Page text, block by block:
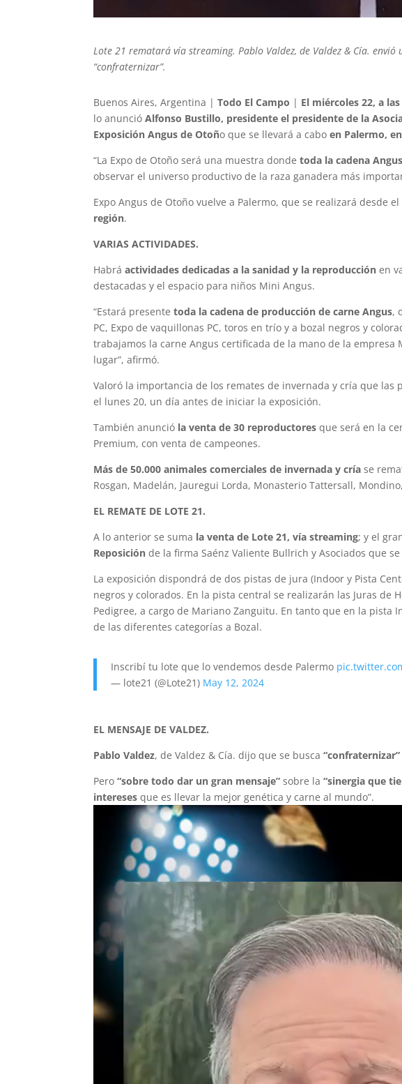
Lote 21 rematará vía streaming. Pablo Valdez, de Valdez & Cía.
“confraternizar”.
Buenos Aires, Argentina |Todo El Campo | El miércoles 22, a
lo anuncióAlfonso Bustillo, presidente el presidente de la
Exposición Angus de Otoño que se llevará a caboen Palermo,
“La Expo de Otoño será una muestra dondetoda la cadena
observar el universo productivo de la raza ganadera más
Expo Angus de Otoño vuelve a Palermo, que se realizará desde
región.
VARIAS ACTIVIDADES.
Habráactividades dedicadas a la sanidad y la reproducción en
destacadas y el espacio para niños Mini Angus.
“Estará presentetoda la cadena de producción de carne Angus,
PC, Expo de vaquillonas PC, toros en trío y a bozal negros y
trabajamos la carne Angus certificada de la mano de la
lugar”, afirmó.
Valoró la importancia de los remates de invernada y cría que
el lunes 20, un día antes de iniciar la exposición.
También anunció la venta de 30 reproductores que será en la
Premium, con venta de campeones.
Más de 50.000 animales comerciales de invernada y cría se
Rosgan, Madelán, Jauregui Lorda, Monasterio Tattersall,
EL REMATE DE LOTE 21.
A lo anterior se suma la venta de Lote 21, vía streaming; y el
Reposición de la firma Saénz Valiente Bullrich y Asociados que
La exposición dispondrá de dos pistas de jura (Indoor y Pista
negros y colorados. En la pista central se realizarán las Juras de
Pedigree, a cargo de Mariano Zanguitu. En tanto que en la pista
de las diferentes categorías a Bozal.
Inscribí tu lote que lo vendemos desde Palermo
— lote21 (@Lote21) May 12, 2024
EL MENSAJE DE VALDEZ.
Pablo Valdez, de Valdez & Cía. dijo que se busca“confraternizar”
Pero“sobre todo dar un gran mensaje” sobre la“sinergia que
intereses que es llevar la mejor genética y carne al mundo”.